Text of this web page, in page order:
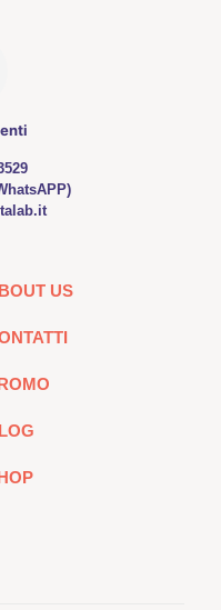
US